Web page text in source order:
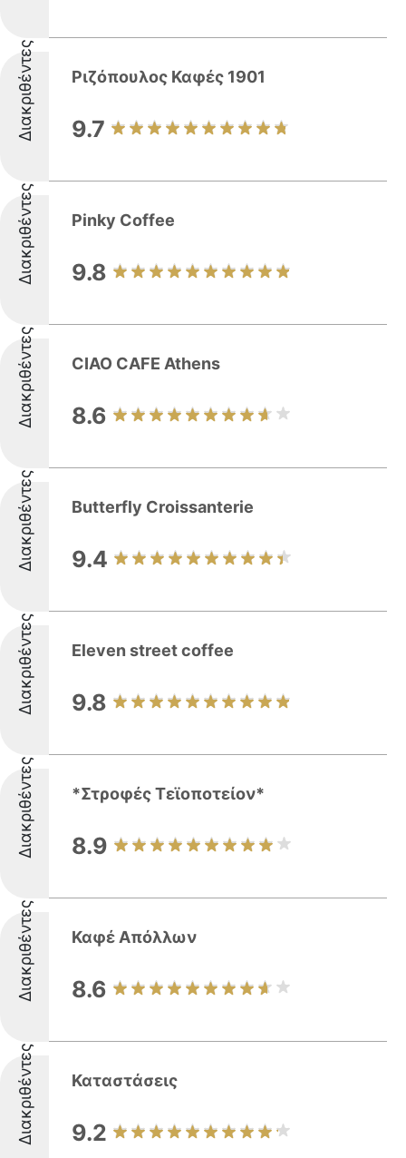
Διακριθέντες Ριζόπουλος Καφές 1901
9.7
Διακριθέντες Pinky Coffee
9.8
Διακριθέντες CIAO CAFE Athens
8.6
Διακριθέντες Butterfly Croissanterie
9.4
Διακριθέντες Eleven street coffee
9.8
Διακριθέντες *Στροφές Τεϊοποτείον*
8.9
Διακριθέντες Καφέ Απόλλων
8.6
Διακριθέντες Καταστάσεις
9.2